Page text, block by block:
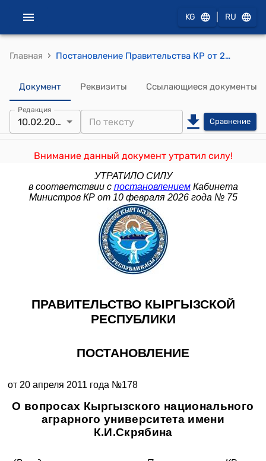
KG RU
Главная › Постановление Правительства КР от 20 апреля 2011 года №178 "О вопросах Кыргызского национального аграрного университета имени К.И.Скрябина"
Документ Реквизиты Ссылающиеся документы
Редакция
10.02.2026 Сравнение
Внимание данный документ утратил силу!